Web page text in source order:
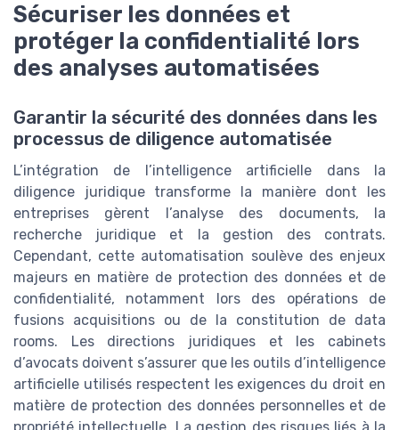
Sécuriser les données et
protéger la confidentialité lors
des analyses automatisées
Garantir la sécurité des données dans les
processus de diligence automatisée
L’intégration de l’intelligence artificielle dans la
diligence juridique transforme la manière dont les
entreprises gèrent l’analyse des documents, la
recherche juridique et la gestion des contrats.
Cependant, cette automatisation soulève des enjeux
majeurs en matière de protection des données et de
confidentialité, notamment lors des opérations de
fusions acquisitions ou de la constitution de data
rooms. Les directions juridiques et les cabinets
d’avocats doivent s’assurer que les outils d’intelligence
artificielle utilisés respectent les exigences du droit en
matière de protection des données personnelles et de